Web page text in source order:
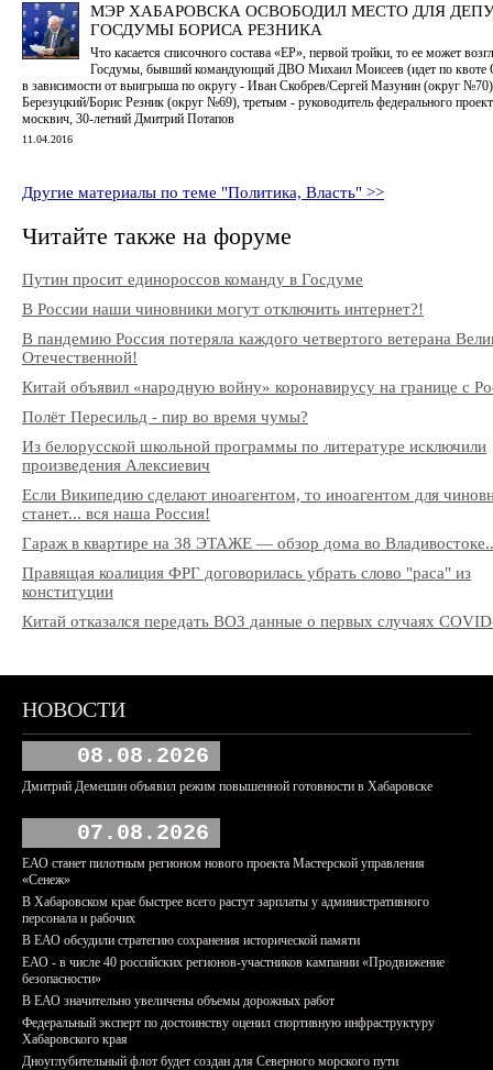
МЭР ХАБАРОВСКА ОСВОБОДИЛ МЕСТО ДЛЯ
ГОСДУМЫ БОРИСА РЕЗНИКА
Что касается списочного состава «ЕР», первой тройки, то ее может
Госдумы, бывший командующий ДВО Михаил Моисеев (идет по квоте
в зависимости от выигрыша по округу - Иван Скобрев/Сергей Мазунин (округ
Березуцкий/Борис Резник (округ №69), третьим - руководитель федерального
москвич, 30-летний Дмитрий Потапов
11.04.2016
Другие материалы по теме "Политика, Власть" >>
Читайте также на форуме
Путин просит единороссов команду в Госдуме
В России наши чиновники могут отключить интернет?!
В пандемию Россия потеряла каждого четвертого ветерана
Отечественной!
Китай объявил «народную войну» коронавирусу на границе с
Полёт Пересильд - пир во время чумы?
Из белорусской школьной программы по литературе исключили
произведения Алексиевич
Если Википедию сделают иноагентом, то иноагентом для
станет... вся наша Россия!
Гараж в квартире на 38 ЭТАЖЕ — обзор дома во
Правящая коалиция ФРГ договорилась убрать слово "раса" из
конституции
Китай отказался передать ВОЗ данные о первых случаях
НОВОСТИ
08.08.2026
Дмитрий Демешин объявил режим повышенной готовности в Хабаровске
07.08.2026
ЕАО станет пилотным регионом нового проекта Мастерской управления
«Сенеж»
В Хабаровском крае быстрее всего растут зарплаты у административного
персонала и рабочих
В ЕАО обсудили стратегию сохранения исторической памяти
ЕАО - в числе 40 российских регионов-участников кампании «Продвижение
безопасности»
В ЕАО значительно увеличены объемы дорожных работ
Федеральный эксперт по достоинству оценил спортивную инфраструктуру
Хабаровского края
Дноуглубительный флот будет создан для Северного морского пути